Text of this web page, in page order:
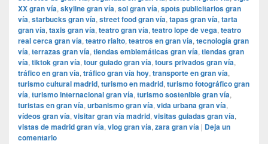
XX gran vía, skyline gran vía, sol gran vía, spots publicitarios gran
vía, starbucks gran vía, street food gran vía, tapas gran vía, tarta
gran vía, taxis gran vía, teatro gran vía, teatro lope de vega, teatro
real cerca gran vía, teatro rialto, teatros en gran vía, tecnología gran
vía, terrazas gran vía, tiendas emblemáticas gran vía, tiendas gran
vía, tiktok gran vía, tour guiado gran vía, tours privados gran vía,
tráfico en gran vía, tráfico gran vía hoy, transporte en gran vía,
turismo cultural madrid, turismo en madrid, turismo fotográfico gran
vía, turismo internacional gran vía, turismo sostenible gran vía,
turistas en gran vía, urbanismo gran vía, vida urbana gran vía,
vídeos gran vía, visitar gran vía madrid, visitas guiadas gran vía,
vistas de madrid gran vía, vlog gran vía, zara gran vía | Deja un
comentario